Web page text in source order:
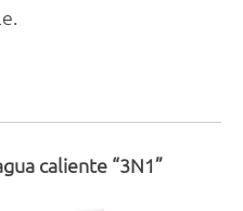
caliente “3N1”